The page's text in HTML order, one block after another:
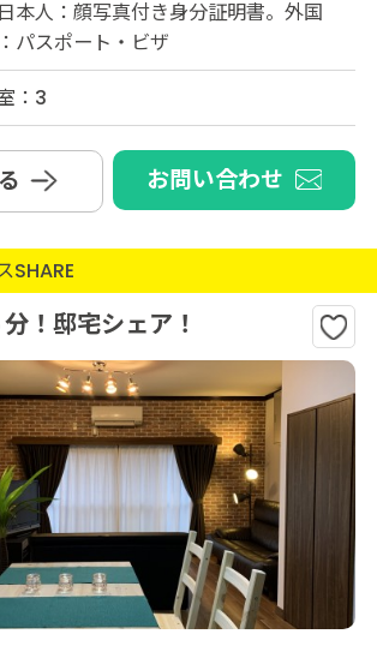
本人：顔写真付き身分証明書。外国
パスポート・ビザ
：3
お問い合わせ
SHARE
！邸宅シェア！